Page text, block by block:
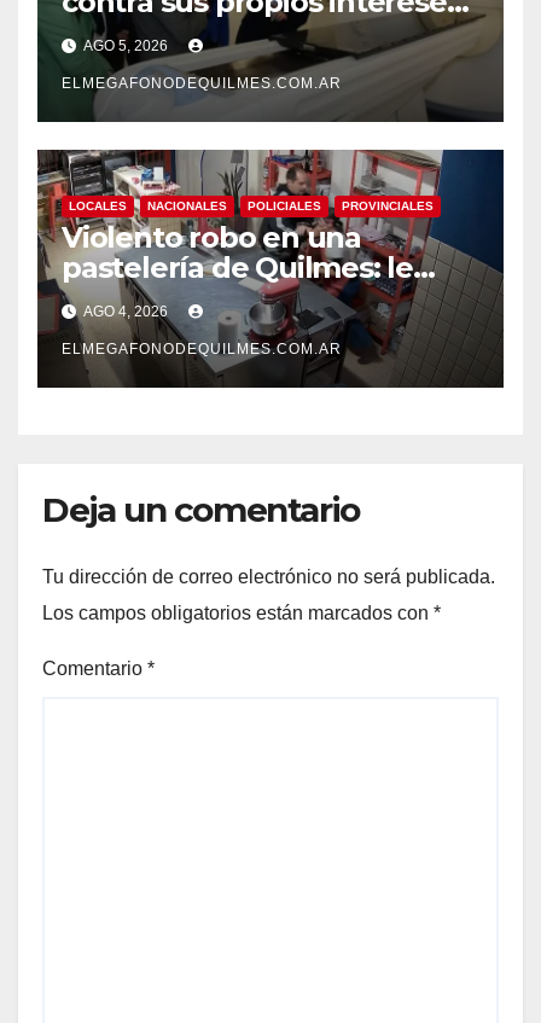
Una Sociedad atrapada en la
grieta
AGO 5, 2026
ELMEGAFONODEQUILMES.COM.AR
LOCALES NACIONALES POLICIALES PROVINCIALES
Violento robo en una
pastelería de Quilmes: le
cortó el cuello a una
empleada y escapó con la
recaudación
AGO 4, 2026
ELMEGAFONODEQUILMES.COM.AR
Deja un comentario
Tu dirección de correo electrónico no será publicada.
Los campos obligatorios están marcados con *
Comentario *